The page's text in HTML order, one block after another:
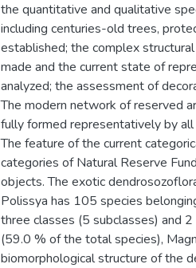
the quantitative and qualitative
including centuries-old trees,
established; the complex
made and the current state of
analyzed; the assessment of
The modern network of reserved
fully formed representatively by
The feature of the current
categories of Natural Reserve
objects. The exotic
Polissya has 105 species
three classes (5 subclasses) and
(59.0 % of the total species),
biomorphological structure of the